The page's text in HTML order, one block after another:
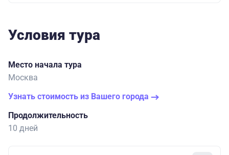
Условия тура
Место начала тура
Москва
Узнать стоимость из Вашего города
Продолжительность
10 дней